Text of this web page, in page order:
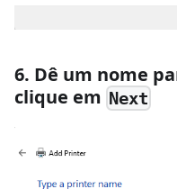
6. Dê um nome
clique em Next